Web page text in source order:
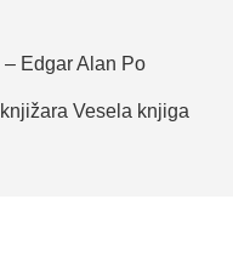
Edgar Alan Po
Vesela knjiga